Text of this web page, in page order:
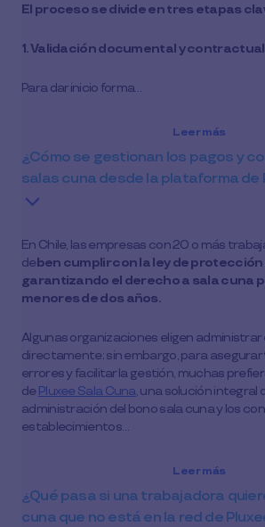
El proceso se divide en tres etapas
1. Validación documental y contractual
Para dar inicio forma…
Leer más
¿Cómo se gestionan los pagos y
salas cuna desde la plataforma de
En Chile, las empresas con 20 o más
deben cumplir con la ley de
garantizando el derecho a sala cuna
menores de dos años.
Algunas organizaciones eligen
directamente; sin embargo, para
errores y facilitar la gestión, muchas
de Pluxee Sala Cuna,una solución integral
administración del bono sala cuna y los
establecimientos…
Leer más
¿Qué pasa si una trabajadora
cuna que no está en la red de